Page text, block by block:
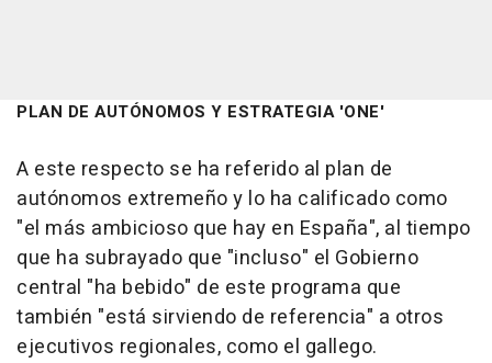
PLAN DE AUTÓNOMOS Y ESTRATEGIA 'ONE'
A este respecto se ha referido al plan de
autónomos extremeño y lo ha calificado como
"el más ambicioso que hay en España", al tiempo
que ha subrayado que "incluso" el Gobierno
central "ha bebido" de este programa que
también "está sirviendo de referencia" a otros
ejecutivos regionales, como el gallego.